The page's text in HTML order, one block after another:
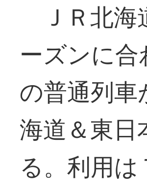
ＪＲ北海
ーズンに
の普通列
海道＆東日
る。利用